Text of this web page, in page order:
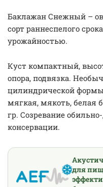
Баклажан Снежный –
сорт раннеспелого
урожайностью.
Куст компактный,
опора, подвязка.
цилиндрической
мягкая, мякоть, белая
гр. Созревание
консервации.
для